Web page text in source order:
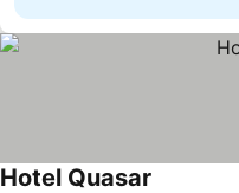
Hotel Quasar